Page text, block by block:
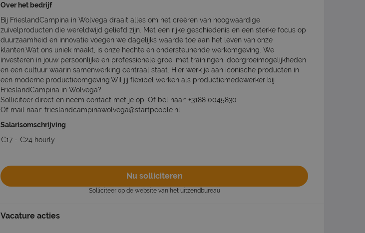
Over het bedrijf
Bij FrieslandCampina in Wolvega draait alles om het creëren van hoogwaardige
zuivelproducten die wereldwijd geliefd zijn. Met een rijke geschiedenis en een sterke focus op
duurzaamheid en innovatie voegen we dagelijks waarde toe aan het leven van onze
klanten.Wat ons uniek maakt, is onze hechte en ondersteunende werkomgeving. We
investeren in jouw persoonlijke en professionele groei met trainingen, doorgroeimogelijkheden
en een cultuur waarin samenwerking centraal staat. Hier werk je aan iconische producten in
een moderne productieomgeving.Wil jij flexibel werken als productiemedewerker bij
FrieslandCampina in Wolvega?
Solliciteer direct en neem contact met je op. Of bel naar: +3188 0045830
Of mail naar: frieslandcampinawolvega@startpeople.nl
Salarisomschrijving
€17 - €24 hourly
Nu solliciteren
Solliciteer op de website van het uitzendbureau
Vacature acties